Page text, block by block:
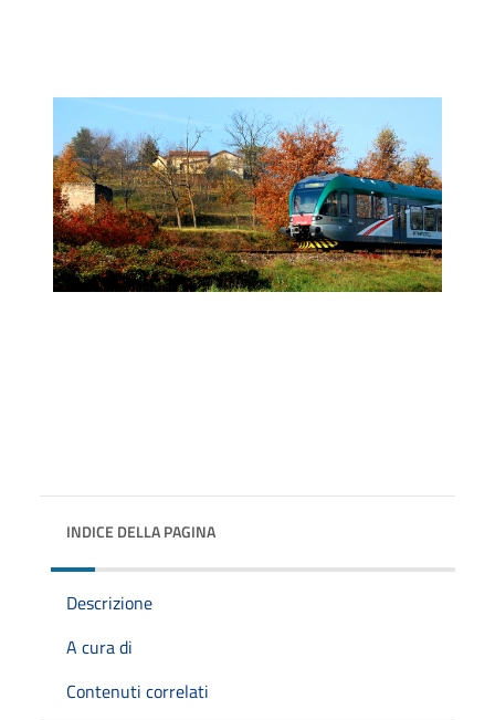
INDICE DELLA PAGINA
Descrizione
A cura di
Contenuti correlati